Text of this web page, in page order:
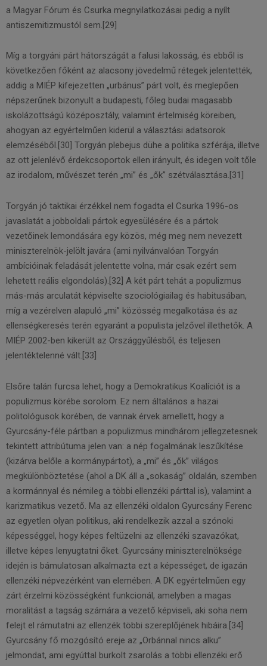
a Magyar Fórum és Csurka megnyilatkozásai pedig a nyílt
antiszemitizmustól sem.[29]
Míg a torgyáni párt hátországát a falusi lakosság, és ebből is
következően főként az alacsony jövedelmű rétegek jelentették,
addig a MIÉP kifejezetten „urbánus” párt volt, és meglepően
népszerűnek bizonyult a budapesti, főleg budai magasabb
iskolázottságú középosztály, valamint értelmiség köreiben,
ahogyan az egyértelműen kiderül a választási adatsorok
elemzéséből.[30] Torgyán plebejus dühe a politika szférája, illetve
az ott jelenlévő érdekcsoportok ellen irányult, és idegen volt tőle
az irodalom, művészet terén „mi” és „ők” szétválasztása.[31]
Torgyán jó taktikai érzékkel nem fogadta el Csurka 1996-os
javaslatát a jobboldali pártok egyesülésére és a pártok
vezetőinek lemondására egy közös, még meg nem nevezett
miniszterelnök-jelölt javára (ami nyilvánvalóan Torgyán
ambícióinak feladását jelentette volna, már csak ezért sem
lehetett reális elgondolás).[32] A két párt tehát a populizmus
más-más arculatát képviselte szociológiailag és habitusában,
míg a vezérelven alapuló „mi” közösség megalkotása és az
ellenségkeresés terén egyaránt a populista jelzővel illethetők. A
MIÉP 2002-ben kikerült az Országgyűlésből, és teljesen
jelentéktelenné vált.[33]
Elsőre talán furcsa lehet, hogy a Demokratikus Koalíciót is a
populizmus körébe sorolom. Ez nem általános a hazai
politológusok körében, de vannak érvek amellett, hogy a
Gyurcsány-féle pártban a populizmus mindhárom jellegzetesnek
tekintett attribútuma jelen van: a nép fogalmának leszűkítése
(kizárva belőle a kormánypártot), a „mi” és „ők” világos
megkülönböztetése (ahol a DK áll a „sokaság” oldalán, szemben
a kormánnyal és némileg a többi ellenzéki párttal is), valamint a
karizmatikus vezető. Ma az ellenzéki oldalon Gyurcsány Ferenc
az egyetlen olyan politikus, aki rendelkezik azzal a szónoki
képességgel, hogy képes feltüzelni az ellenzéki szavazókat,
illetve képes lenyugtatni őket. Gyurcsány miniszterelnöksége
idején is bámulatosan alkalmazta ezt a képességet, de igazán
ellenzéki népvezérként van elemében. A DK egyértelműen egy
zárt érzelmi közösségként funkcionál, amelyben a magas
moralitást a tagság számára a vezető képviseli, aki soha nem
felejt el rámutatni az ellenzék többi szereplőjének hibáira.[34]
Gyurcsány fő mozgósító ereje az „Orbánnal nincs alku”
jelmondat, ami egyúttal burkolt zsarolás a többi ellenzéki erő